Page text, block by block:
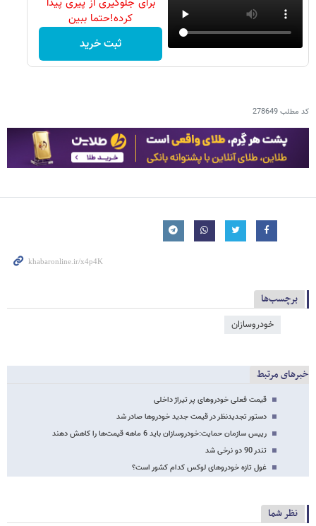
برای جلوگیری از پیری پیدا
کرده!حتما ببین
ثبت خرید
کد مطلب278649
برچسب‌ها
خودروسازان
خبرهای مرتبط
قیمت فعلی خودروهای پر تیراژ داخلی
دستور تجدیدنظر در قیمت جدید خودروها صادر شد
رییس سازمان حمایت:خودروسازان باید 6 ماهه قیمت‌ها را کاهش دهند
تندر 90 دو نرخی شد
غول تازه خودروهای لوکس کدام کشور است؟
نظر شما